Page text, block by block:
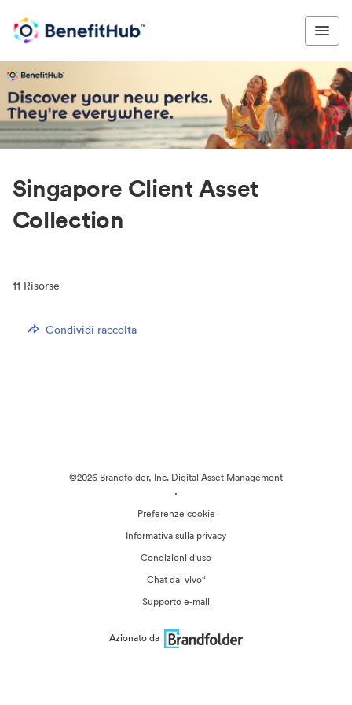
Singapore Client Asset
Collection
11 Risorse
Condividi raccolta
©2026 Brandfolder, Inc. Digital Asset Management
·
Preferenze cookie
Informativa sulla privacy
Condizioni d'uso
Chat dal vivo“
Supporto e-mail
Azionato da